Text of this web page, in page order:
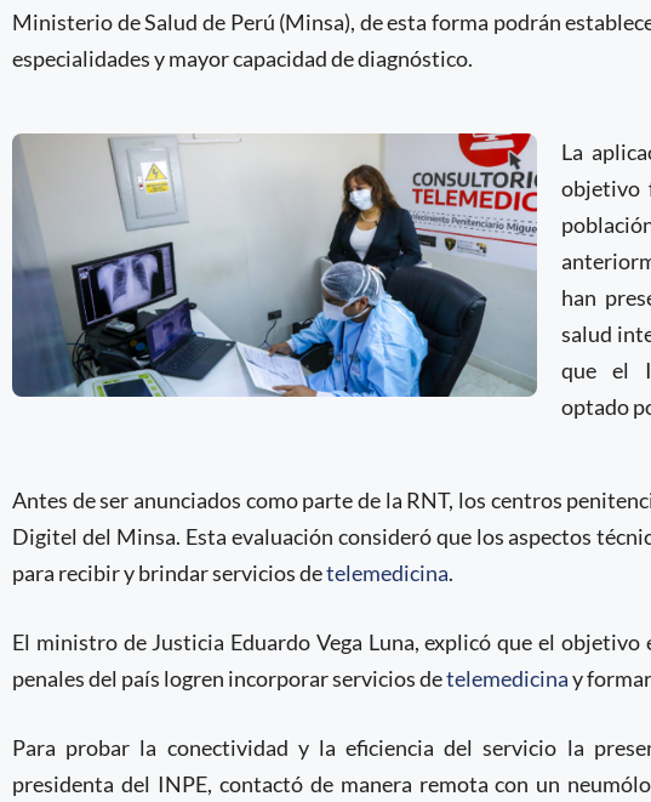
Ministerio de Salud de Perú (Minsa), de esta forma podrán
especialidades y mayor capacidad de diagnóstico.
La
objetivo
han
salud
que el
optado
Antes de ser anunciados como parte de la RNT, los centros
Digitel del Minsa. Esta evaluación consideró que los aspectos
para recibir y brindar servicios detelemedicina.
El ministro de Justicia Eduardo Vega Luna, explicó que el
penales del país logren incorporar servicios detelemedicinay
Para probar la conectividad y la eficiencia del servicio la
presidenta del INPE, contactó de manera remota con un